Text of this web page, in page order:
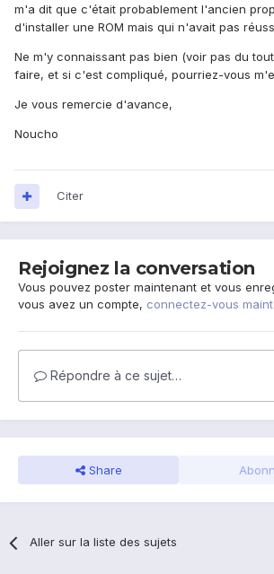
m'a dit que c'était probablement l'ancien
d'installer une ROM mais qui n'avait pas
Ne m'y connaissant pas bien (voir pas du
faire, et si c'est compliqué, pourriez-vous
Je vous remercie d'avance,
Noucho
Citer
Rejoignez la conversation
Vous pouvez poster maintenant et vous
vous avez un compte, connectez-vous
Répondre à ce sujet…
Share
Aller sur la liste des sujets